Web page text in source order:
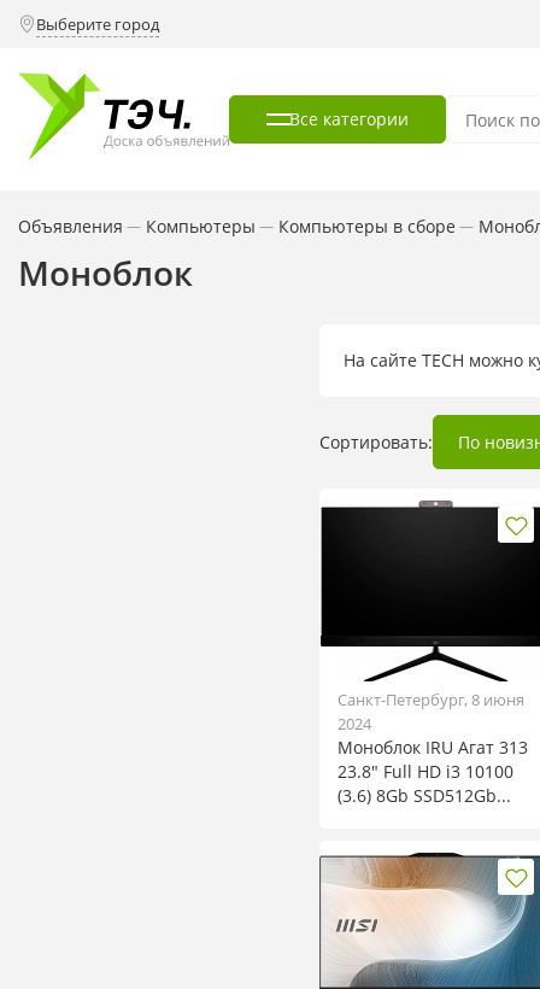
Выберите город
Все категории
Объявления — Компьютеры — Компьютеры в сборе —
Моноблок
На сайте TECH можно
Сортировать: По
Санкт-Петербург, 8 июня
2024
Моноблок IRU Агат 313
23.8" Full HD i3 10100
(3.6) 8Gb SSD512Gb...